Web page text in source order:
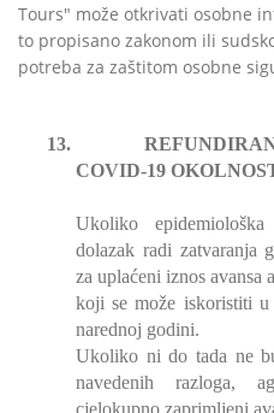
Tours" može otkrivati osobne
to propisano zakonom ili
potreba za zaštitom osobne
13.
COVID-19
Ukoliko
dolazak radi zatvaranja
za uplaćeni iznos avansa
koji se može iskoristiti
narednoj godini.
Ukoliko ni do tada ne
navedenih razloga,
cjelokupno zaprimljeni